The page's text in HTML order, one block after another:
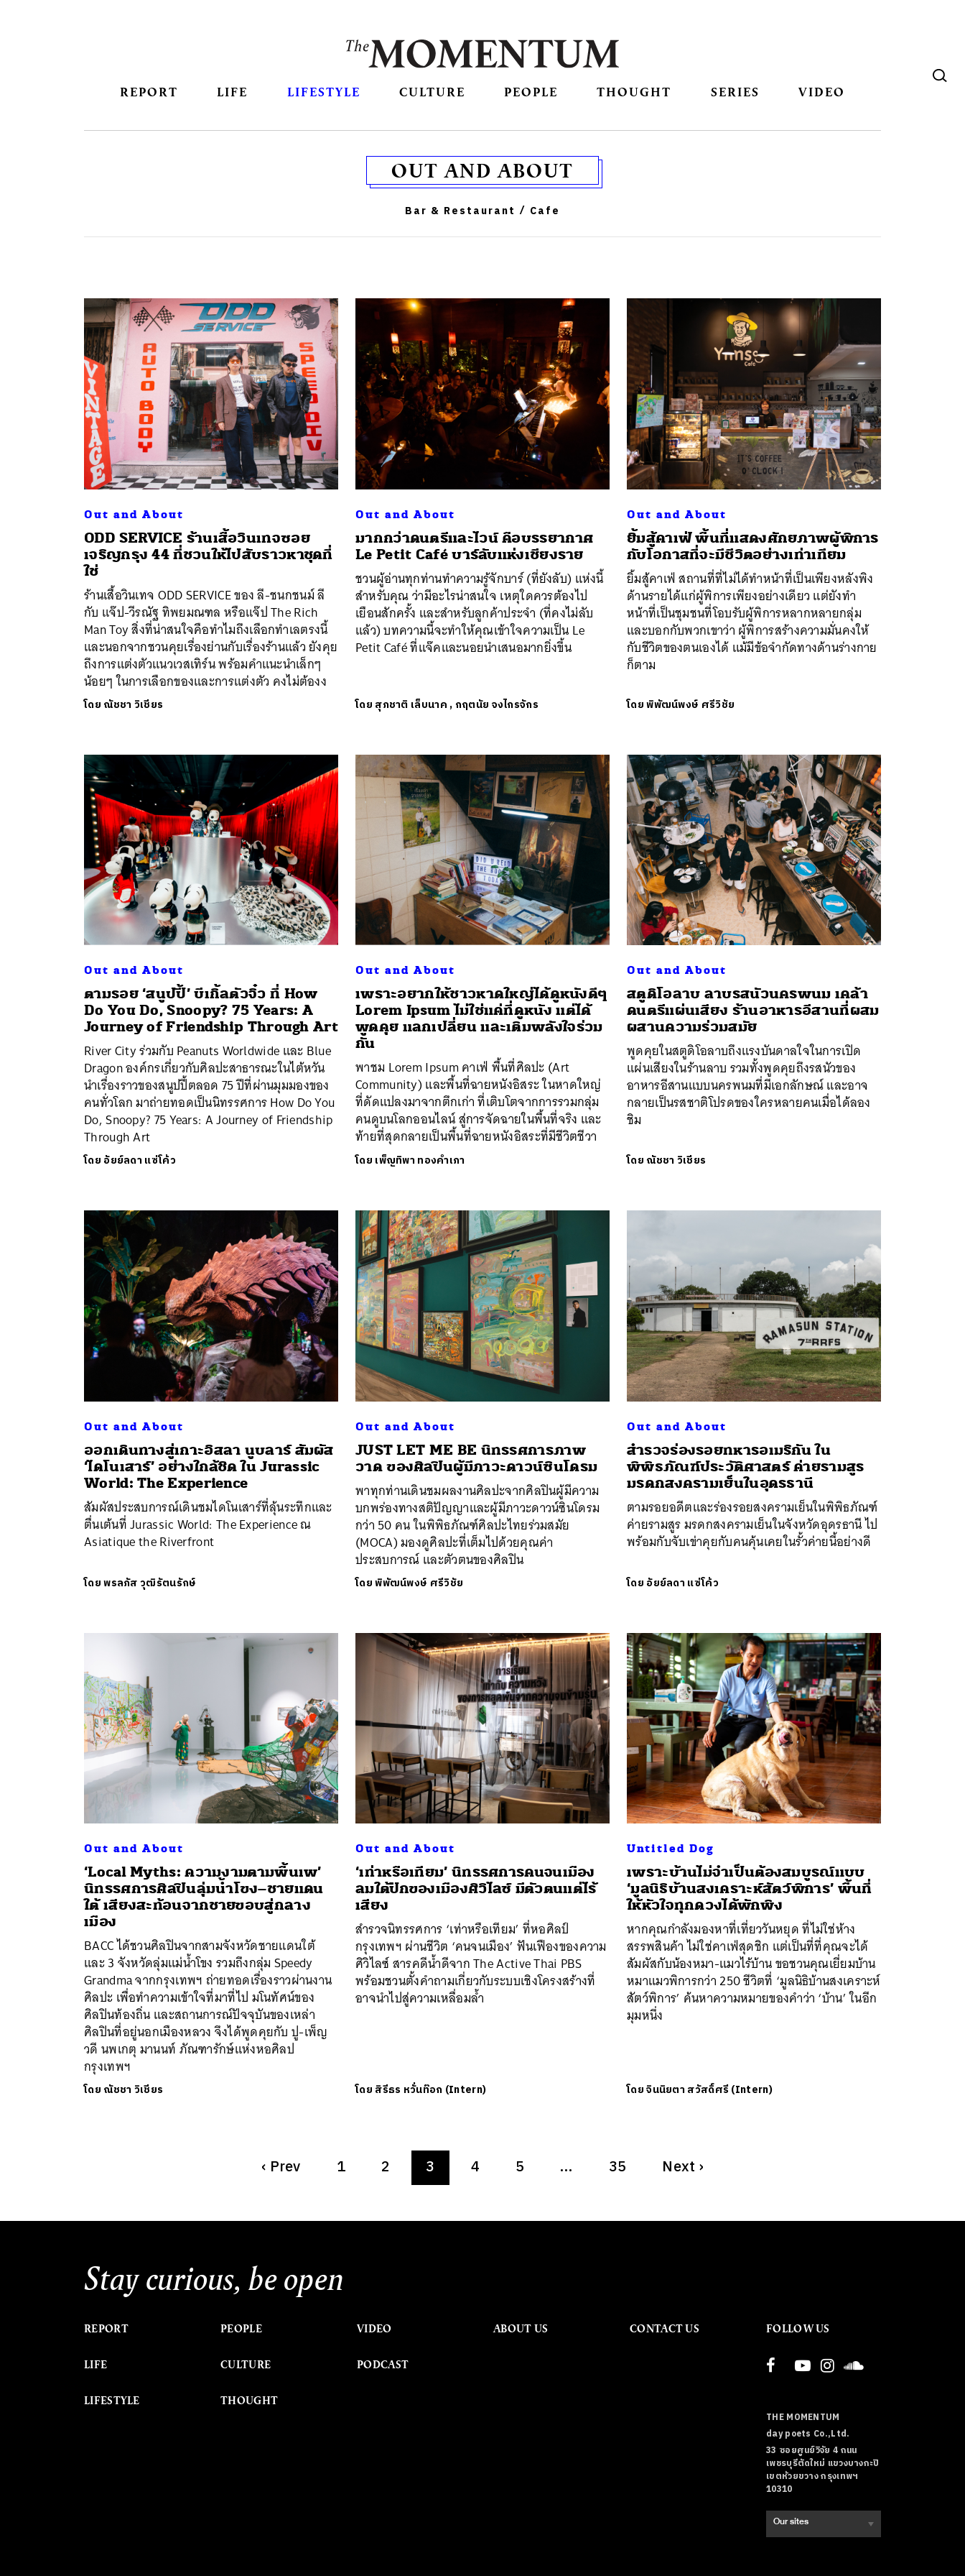
REPORT LIFE LIFESTYLE CULTURE PEOPLE THOUGHT SERIES VIDEO
OUT AND ABOUT
Bar & Restaurant / Cafe
Out and About
ODD SERVICE ร้านเสื้อวินเทจซอย
เจริญกรุง 44 ที่ชวนให้ไปสับราวหาชุดที่
ใช่
ร้านเสื้อวินเทจ ODD SERVICE ของ ลี-ชนกชนม์ ลี
กับ แจ๊ป-วีรณัฐ ทิพยมณฑล หรือแจ๊ป The Rich
Man Toy สิ่งที่น่าสนใจคือทำไมถึงเลือกทำเลตรงนี้
และนอกจากชวนคุยเรื่องย่านกับเรื่องร้านแล้ว ยังคุย
ถึงการแต่งตัวแนวเวสเทิร์น พร้อมคำแนะนำเล็กๆ
น้อยๆ ในการเลือกของและการแต่งตัว คงไม่ต้องง
โดย ณัชชา วิเชียร
Out and About
มากกว่าดนตรีและไวน์ คือบรรยากาศ
Le Petit Café บาร์ลับแห่งเชียงราย
ชวนผู้อ่านทุกท่านทำความรู้จักบาร์ (ที่ยังลับ) แห่งนี้
สำหรับคุณ ว่ามีอะไรน่าสนใจ เหตุใดควรต้องไป
เยือนสักครั้ง และสำหรับลูกค้าประจำ (ที่คงไม่ลับ
แล้ว) บทความนี้จะทำให้คุณเข้าใจความเป็น Le
Petit Café ที่แจ๊คและนอยนำเสนอมากยิ่งขึ้น
โดย สุภชาติ เล็บนาค, กฤตนัย จงไกรจักร
Out and About
ยิ้มสู้คาเฟ่ พื้นที่แสดงศักยภาพผู้พิการ
กับโอกาสที่จะมีชีวิตอย่างเท่าเทียม
ยิ้มสู้คาเฟ่ สถานที่ที่ไม่ได้ทำหน้าที่เป็นเพียงหลังพิง
ด้านรายได้แก่ผู้พิการเพียงอย่างเดียว แต่ยังทำ
หน้าที่เป็นชุมชนที่โอบรับผู้พิการหลากหลายกลุ่ม
และบอกกับพวกเขาว่า ผู้พิการสร้างความมั่นคงให้
กับชีวิตของตนเองได้ แม้มีข้อจำกัดทางด้านร่างกาย
ก็ตาม
โดยพิพัฒน์พงษ์ ศรีวิชัย
Out and About
ตามรอย ‘สนูปปี้’ บีเกิ้ลตัวจิ๋ว ที่ How
Do You Do, Snoopy? 75 Years: A
Journey of Friendship Through Art
River City ร่วมกับ Peanuts Worldwide และ Blue
Dragon องค์กรเกี่ยวกับศิลปะสาธารณะในไต้หวัน
นำเรื่องราวของสนูปปี้ตลอด 75 ปีที่ผ่านมุมมองของ
คนทั่วโลก มาถ่ายทอดเป็นนิทรรศการ How Do You
Do, Snoopy? 75 Years: A Journey of Friendship
Through Art
โดย อัยย์ลดา แซ่โค้ว
Out and About
เพราะอยากให้ชาวหาดใหญ่ได้ดูหนังดีๆ
Lorem Ipsum ไม่ใช่แค่ที่ดูหนัง แต่ได้
พูดคุย แลกเปลี่ยน และเติมพลังใจร่วม
กัน
พาชม Lorem Ipsum คาเฟ่ พื้นที่ศิลปะ (Art
Community) และพื้นที่ฉายหนังอิสระ ในหาดใหญ่
ที่ดัดแปลงมาจากตึกเก่า ที่เติบโตจากการรวมกลุ่ม
คนดูบนโลกออนไลน์ สู่การจัดฉายในพื้นที่จริง และ
ท้ายที่สุดกลายเป็นพื้นที่ฉายหนังอิสระที่มีชีวิตชีวา
โดย เพ็ญทิพา ทองคำเภา
Out and About
สตูดิโอลาบ ลาบรสนัวนครพนม เคล้า
ดนตรีแผ่นเสียง ร้านอาหารอีสานที่ผสม
ผสานความร่วมสมัย
พูดคุยในสตูดิโอลาบถึงแรงบันดาลใจในการเปิด
แผ่นเสียงในร้านลาบ รวมทั้งพูดคุยถึงรสนัวของ
อาหารอีสานแบบนครพนมที่มีเอกลักษณ์ และอาจ
กลายเป็นรสชาติโปรดของใครหลายคนเมื่อได้ลอง
ชิม
โดย ณัชชา วิเชียร
Out and About
ออกเดินทางสู่เกาะอิสลา นูบลาร์ สัมผัส
‘ไดโนเสาร์’ อย่างใกล้ชิด ใน Jurassic
World: The Experience
สัมผัสประสบการณ์เดินชมไดโนเสาร์ที่ลุ้นระทึกและ
ตื่นเต้นที่ Jurassic World: The Experience ณ
Asiatique the Riverfront
โดยพรลภัส วุฒิรัตนรักษ์
Out and About
JUST LET ME BE นิทรรศการภาพ
วาด ของศิลปินผู้มีภาวะดาวน์ซินโดรม
พาทุกท่านเดินชมผลงานศิลปะจากศิลปินผู้มีความ
บกพร่องทางสติปัญญาและผู้มีภาวะดาวน์ซินโดรม
กว่า 50 คน ในพิพิธภัณฑ์ศิลปะไทยร่วมสมัย
(MOCA) มองดูศิลปะที่เต็มไปด้วยคุณค่า
ประสบการณ์ และตัวตนของศิลปิน
โดยพิพัฒน์พงษ์ ศรีวิชัย
Out and About
สำรวจร่องรอยทหารอเมริกัน ใน
พิพิธภัณฑ์ประวัติศาสตร์ ค่ายรามสูร
มรดกสงครามเย็นในอุดรธานี
ตามรอยอดีตและร่องรอยสงครามเย็นในพิพิธภัณฑ์
ค่ายรามสูร มรดกสงครามเย็นในจังหวัดอุดรธานี ไป
พร้อมกับจับเข่าคุยกับคนคุ้นเคยในรั้วค่ายนี้อย่างดี
โดย อัยย์ลดา แซ่โค้ว
Out and About
‘Local Myths: ความงามตามพื้นเพ’
นิทรรศการศิลปินลุ่มน้ำโขง–ชายแดน
ใต้ เสียงสะท้อนจากชายขอบสู่กลาง
เมือง
BACC ได้ชวนศิลปินจากสามจังหวัดชายแดนใต้
และ 3 จังหวัดลุ่มแม่น้ำโขง รวมถึงกลุ่ม Speedy
Grandma จากกรุงเทพฯ ถ่ายทอดเรื่องราวผ่านงาน
ศิลปะ เพื่อทำความเข้าใจที่มาที่ไป มโนทัศน์ของ
ศิลปินท้องถิ่น และสถานการณ์ปัจจุบันของเหล่า
ศิลปินที่อยู่นอกเมืองหลวง จึงได้พูดคุยกับ ปู-เพ็ญ
วดี นพเกตุ มานนท์ ภัณฑารักษ์แห่งหอศิลป
กรุงเทพฯ
โดย ณัชชา วิเชียร
Out and About
‘เท่าหรือเทียม’ นิทรรศการคนจนเมือง
ลมใต้ปีกของเมืองศิวิไลซ์ มีตัวตนแต่ไร้
เสียง
สำรวจนิทรรศการ ‘เท่าหรือเทียม’ ที่หอศิลป์
กรุงเทพฯ ผ่านชีวิต ‘คนจนเมือง’ ฟันเฟืองของความ
ศิวิไลซ์ สารคดีน้ำดีจาก The Active Thai PBS
พร้อมชวนตั้งคำถามเกี่ยวกับระบบเชิงโครงสร้างที่
อาจนำไปสู่ความเหลื่อมล้ำ
โดย สิรีธร หวั่นท๊อก (Intern)
Untitled Dog
เพราะบ้านไม่จำเป็นต้องสมบูรณ์แบบ
‘มูลนิธิบ้านสงเคราะห์สัตว์พิการ’ พื้นที่
ให้หัวใจทุกดวงได้พักพิง
หากคุณกำลังมองหาที่เที่ยววันหยุด ที่ไม่ใช่ห้าง
สรรพสินค้า ไม่ใช่คาเฟ่สุดชิก แต่เป็นที่ที่คุณจะได้
สัมผัสกับน้องหมา-แมวไร้บ้าน ขอชวนคุณเยี่ยมบ้าน
หมาแมวพิการกว่า 250 ชีวิตที่ ‘มูลนิธิบ้านสงเคราะห์
สัตว์พิการ’ ค้นหาความหมายของคำว่า ‘บ้าน’ ในอีก
มุมหนึ่ง
โดยจินนิยตา สวัสดิ์ศรี (Intern)
‹ Prev 1 2 3 4 5 … 35 Next ›
Stay curious, be open
REPORT
LIFE
LIFESTYLE
PEOPLE
CULTURE
THOUGHT
VIDEO
PODCAST
ABOUT US CONTACT US FOLLOW US
THE MOMENTUM
day poets Co.,Ltd.
33 ซอยศูนย์วิจัย 4 ถนน
เพชรบุรีตัดใหม่ แขวงบางกะปิ
เขตห้วยขวาง กรุงเทพฯ
10310
ค้นหา
SHARE TWEET LINE EMAIL